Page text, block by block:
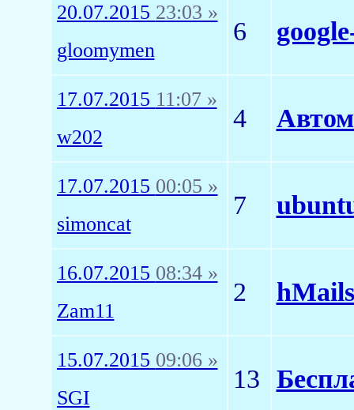
20.07.2015 23:03 »
gloomymen
6
17.07.2015 11:07 »
w202
4
17.07.2015 00:05 »
simoncat
7
16.07.2015 08:34 »
Zam11
2
15.07.2015 09:06 »
SGI
13